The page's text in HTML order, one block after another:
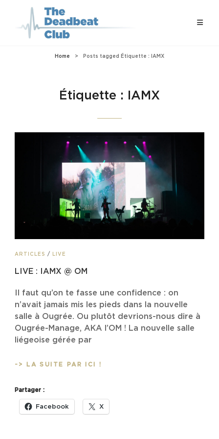
Home > Posts tagged Étiquette : IAMX
Étiquette : IAMX
CAT
ARTICLES / LIVE
LIVE : IAMX @ OM
Il faut qu’on te fasse une confidence : on
n’avait jamais mis les pieds dans la nouvelle
salle à Ougrée. Ou plutôt devrions-nous dire à
Ougrée-Manage, AKA l’OM ! La nouvelle salle
liégeoise gérée par
-> LA SUITE PAR ICI !
OM
Partager :
Facebook X